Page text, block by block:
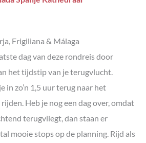
Frigiliana & Málaga
dag van deze rondreis door
het tijdstip van je terugvlucht.
in zo’n 1,5 uur terug naar het
Heb je nog een dag over, omdat
terugvliegt, dan staan er
mooie stops op de planning. Rijd als